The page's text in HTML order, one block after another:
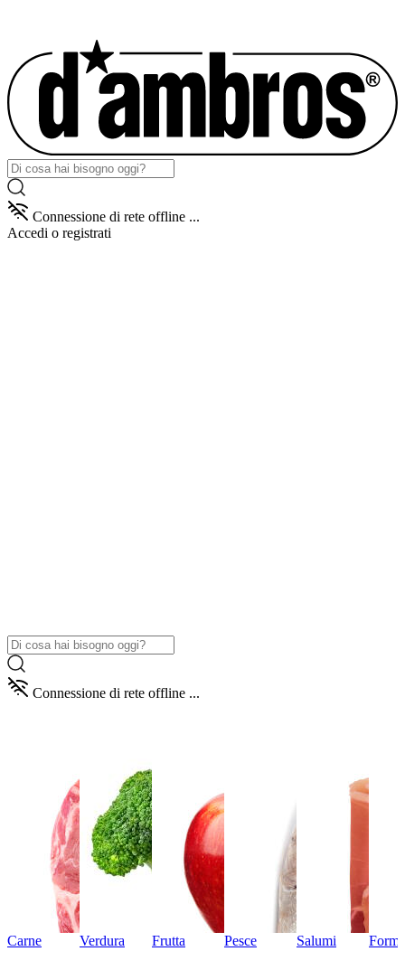
Connessione di rete offline ...
Accedi o registrati
Connessione di rete offline ...
Carne Verdura Frutta Pesce Salumi